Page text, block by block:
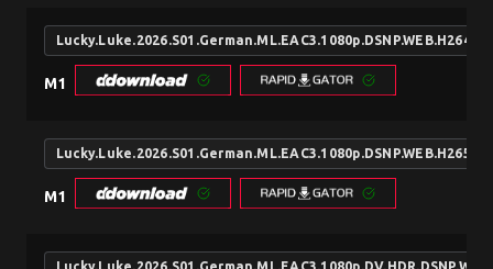
Lucky.Luke.2026.S01.German.ML.EAC3.1080p.DSNP.WEB.H264-
M1
Lucky.Luke.2026.S01.German.ML.EAC3.1080p.DSNP.WEB.H265-
M1